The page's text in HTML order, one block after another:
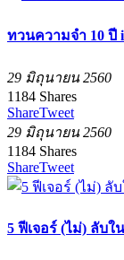
ทวนความจำ 10 ปี
29 มิถุนายน 2560
1184 Shares
ShareTweet
29 มิถุนายน 2560
1184 Shares
ShareTweet
5 ฟีเจอร์ (ไม่) ลับใ